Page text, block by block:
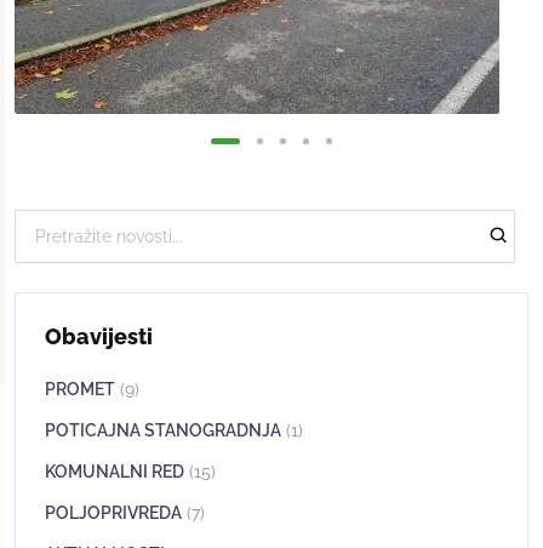
Obavijesti
PROMET (9)
POTICAJNA STANOGRADNJA (1)
KOMUNALNI RED (15)
POLJOPRIVREDA (7)